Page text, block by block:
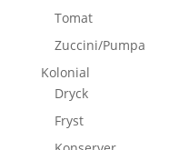
Tomat
Zuccini/Pumpa
Kolonial
Dryck
Fryst